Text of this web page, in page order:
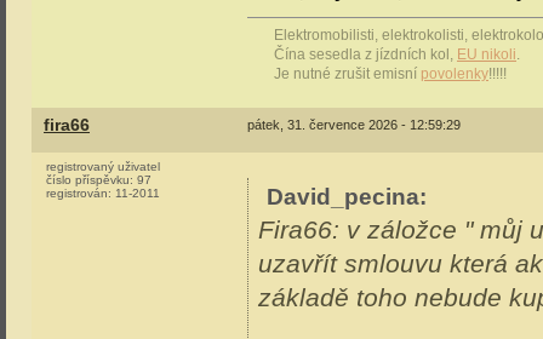
Elektromobilisti, elektrokolisti,
Čína sesedla z jízdních kol, EU nikoli.
Je nutné zrušit emisní povolenky!!!!!
fira66 pátek, 31. července 2026 - 12:59:29
registrovaný uživatel
číslo příspěvku: 97
registrován: 11-2011 David_pecina:
Fira66: v záložce " můj
uzavřít smlouvu která
základě toho nebude